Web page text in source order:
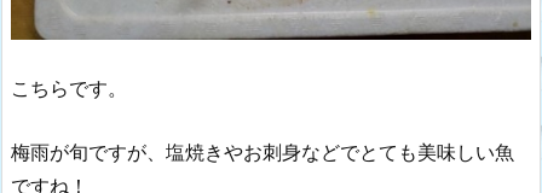
こちらです。
梅雨が旬ですが、塩焼きやお刺身などでとても美味しい魚
ですね！